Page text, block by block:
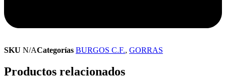
SKU N/ACategorías BURGOS C.F., GORRAS
Productos relacionados